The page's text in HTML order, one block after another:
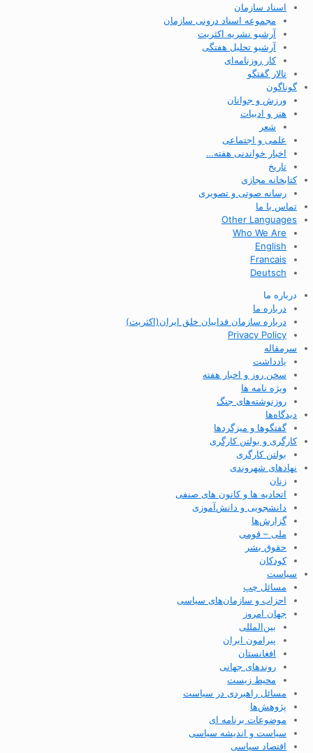
اسناد سازمان
مجموعه اسناد درونی سازمان
آرشیو نشریه اکثریت
آرشیو تحلیل هفتگی
کار روزنامه‌ای
تالار گفتگو
گوناگون
ورزش و جوانان
هنر و ادبیات
شعر
علمی و اجتماعی
اخبار خواندنی هفته…
تاریخ
کتابخانه مجازی
رسانه صوتی و تصویری
تماس با ما
Other Languages
Who We Are
English
Francais
Deutsch
درباره ما
درباره ما
درباره سازمان فداییان خلق ایران(اکثریت)
Privacy Policy
سرمقاله
یادداشت
سخن روز و اخبار هفته
ویژه نامه ها
روزنوشته‌های جنگ
دیدگاه‌ها
گفتگوها و میزگردها
کارگری و بولتن کارگری
بولتن کارگری
نهادهای شهروندی
زنان
اتحادیه ها و کانون های صنفی
دانشجویی و دانش‌آموزی
گزارش‌ها
ملی – قومی
حقوق بشر
کودکان
سیاست
مسائل چپ
احزاب و سازمان‌های سیاسی
جهان امروز
بین‌المللی
پیرامون ایران
افغانستان
روندهای جهانی
محیط زیست
مسائل راهبردی در سیاست
پژوهش‌ها
موضوعات برنامه ای
سیاست و اندیشه سیاسی
اقتصاد سیاسی